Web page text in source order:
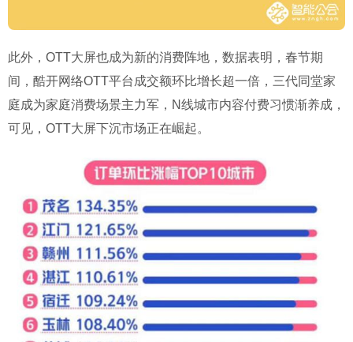
此外，OTT大屏也成为新的消费阵地，数据表明，春节期
间，酷开网络OTT平台成交额环比增长超一倍，三代同堂家
庭成为家庭消费场景主力军，N线城市内容付费习惯渐养成，
可见，OTT大屏下沉市场正在崛起。